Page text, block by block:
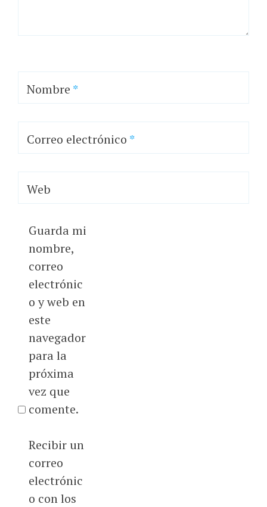
Nombre *
Correo electrónico *
Web
Guarda mi
nombre,
correo
electrónic
o y web en
este
navegador
para la
próxima
vez que
comente.
Recibir un
correo
electrónic
o con los